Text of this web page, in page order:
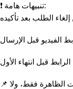
❗ تنبيهات هامة:
📌 ملاحظة: الخدمة تركز على عدد المشاهدات الظاهرة فقط، ولا